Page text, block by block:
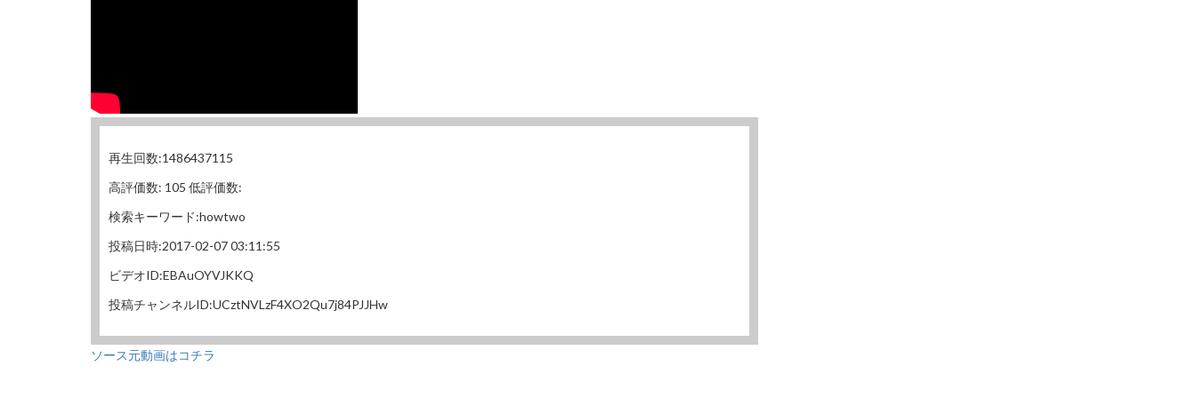
再生回数:1486437115
高評価数: 105 低評価数:
検索キーワード:howtwo
投稿日時:2017-02-07 03:11:55
ビデオID:EBAuOYVJKKQ
投稿チャンネルID:UCztNVLzF4XO2Qu7j84PJJHw
ソース元動画はコチラ